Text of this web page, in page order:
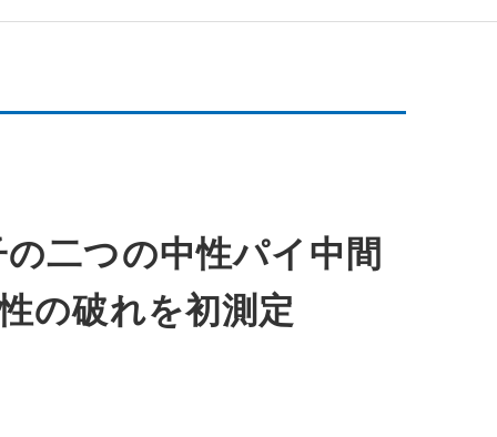
二つの中性パイ中間
の破れを初測定